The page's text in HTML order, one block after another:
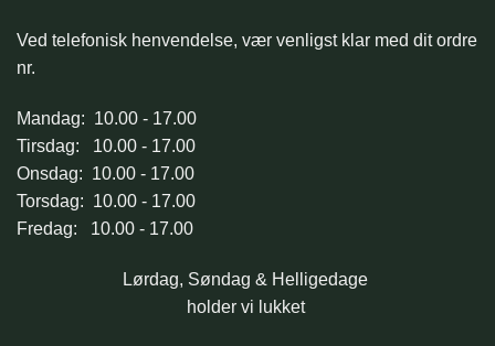
Ved telefonisk henvendelse, vær venligst klar med dit ordre
nr.
Mandag: 10.00 - 17.00
Tirsdag: 10.00 - 17.00
Onsdag: 10.00 - 17.00
Torsdag: 10.00 - 17.00
Fredag: 10.00 - 17.00
Lørdag, Søndag & Helligedage
holder vi lukket